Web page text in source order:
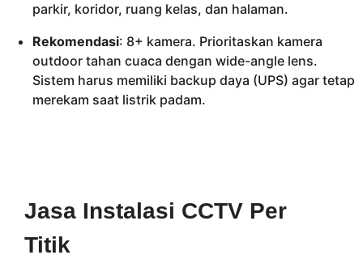
parkir, koridor, ruang kelas, dan halaman.
Rekomendasi: 8+ kamera. Prioritaskan kamera
outdoor tahan cuaca dengan wide-angle lens.
Sistem harus memiliki backup daya (UPS) agar tetap
merekam saat listrik padam.
Jasa Instalasi CCTV Per
Titik